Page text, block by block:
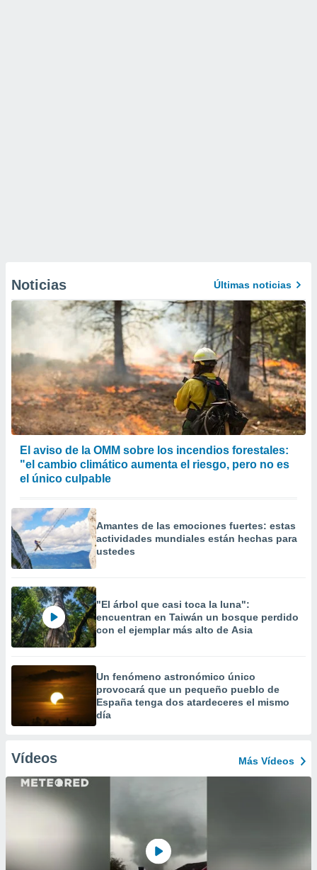
Noticias Últimas noticias
El aviso de la OMM sobre los incendios forestales:
"el cambio climático aumenta el riesgo, pero no es
el único culpable
Amantes de las emociones fuertes: estas
actividades mundiales están hechas para
ustedes
"El árbol que casi toca la luna":
encuentran en Taiwán un bosque perdido
con el ejemplar más alto de Asia
Un fenómeno astronómico único
provocará que un pequeño pueblo de
España tenga dos atardeceres el mismo
día
Vídeos Más Vídeos